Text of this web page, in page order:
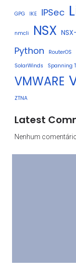
GPG IKE IPSec
nmcli NSX
Python RouterOS
SolarWinds Spanning
VMWARE
ZTNA
Latest
Nenhum